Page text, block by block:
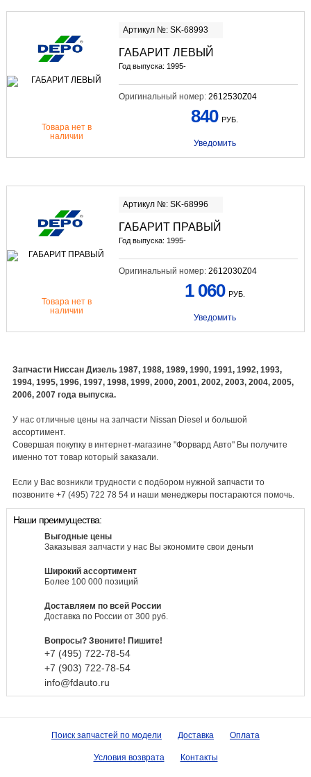
Артикул №: SK-68993
ГАБАРИТ ЛЕВЫЙ
Год выпуска: 1995-
Оригинальный номер: 2612530Z04
Товара нет в
наличии
840 РУБ.
Уведомить
Артикул №: SK-68996
ГАБАРИТ ПРАВЫЙ
Год выпуска: 1995-
Оригинальный номер: 2612030Z04
Товара нет в
наличии
1 060 РУБ.
Уведомить
Запчасти Ниссан Дизель 1987, 1988, 1989, 1990, 1991, 1992, 1993,
1994, 1995, 1996, 1997, 1998, 1999, 2000, 2001, 2002, 2003, 2004, 2005,
2006, 2007 года выпуска.
У нас отличные цены на запчасти Nissan Diesel и большой
ассортимент.
Совершая покупку в интернет-магазине "Форвард Авто" Вы получите
именно тот товар который заказали.
Если у Вас возникли трудности с подбором нужной запчасти то
позвоните +7 (495) 722 78 54 и наши менеджеры постараются помочь.
Наши преимущества:
Выгодные цены
Заказывая запчасти у нас Вы экономите свои деньги
Широкий ассортимент
Более 100 000 позиций
Доставляем по всей России
Доставка по России от 300 руб.
Вопросы? Звоните! Пишите!
+7 (495) 722-78-54
+7 (903) 722-78-54
info@fdauto.ru
Поиск запчастей по модели Доставка Оплата
Условия возврата Контакты